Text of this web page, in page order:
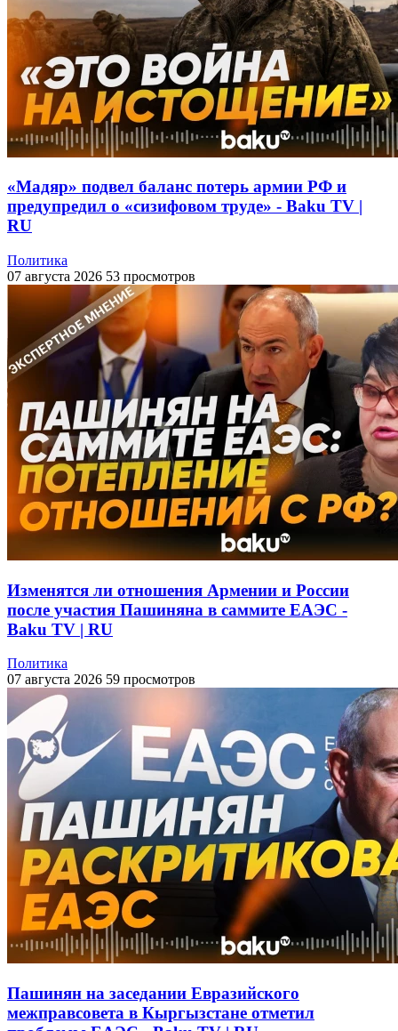
«Мадяр» подвел баланс потерь армии РФ и
предупредил о «сизифовом труде» - Baku TV |
RU
Политика
07 августа 2026 53 просмотров
Изменятся ли отношения Армении и России
после участия Пашиняна в саммите ЕАЭС -
Baku TV | RU
Политика
07 августа 2026 59 просмотров
Пашинян на заседании Евразийского
межправсовета в Кыргызстане отметил